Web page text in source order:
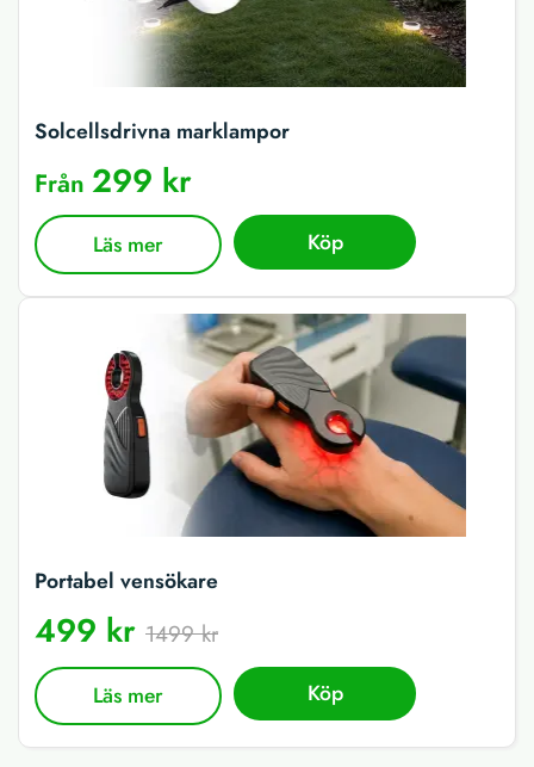
Solcellsdrivna marklampor
Från 299 kr
Läs mer Köp
Portabel vensökare
499 kr 1499 kr
Läs mer Köp